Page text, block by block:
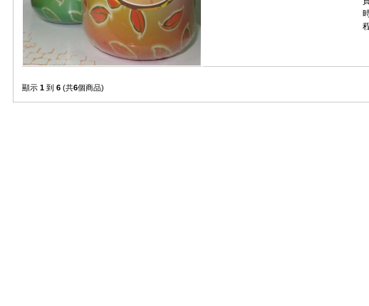
顯示 1 到 6 (共6個商品)